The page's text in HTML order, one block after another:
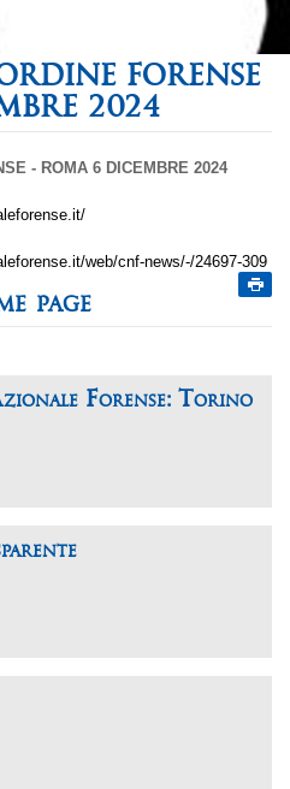
FORENSE
2024
- ROMA 6 DICEMBRE 2024
web/cnf-news/-/24697-309
page
Forense: Torino